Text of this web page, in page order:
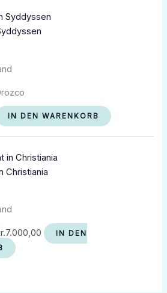
IN DEN WARENKORB
Christiania
7.000,00
Preis
ist:
IN DEN